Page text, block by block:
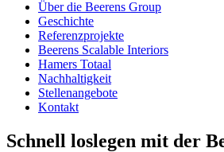
Über die Beerens Group
Geschichte
Referenzprojekte
Beerens Scalable Interiors
Hamers Totaal
Nachhaltigkeit
Stellenangebote
Kontakt
Schnell loslegen mit der